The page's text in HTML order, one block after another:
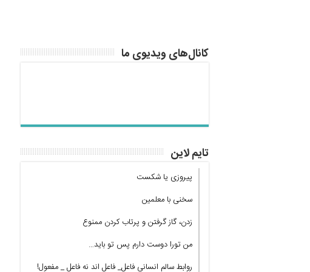
کانال‌های ویدیوی ما
تایم لاین
پیروزی یا شکست
سخنی با معلمین
زدن، گاز گرفتن و پرتاب کردن ممنوع
من تورا دوست دارم پس تو باید…
روابط سالم انسانی فاعل_ فاعل اند نه فاعل _ مفعول!